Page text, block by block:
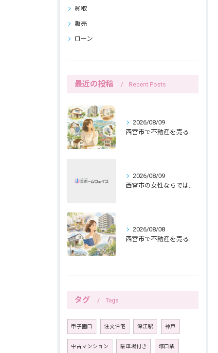
買取
販売
ローン
最近の投稿 Recent Posts
2026/08/09
2026/08/09
2026/08/08
タグ Tags
甲子園口 注文住宅 深江駅 神戸
中古マンション 駐車場付き 塚口駅